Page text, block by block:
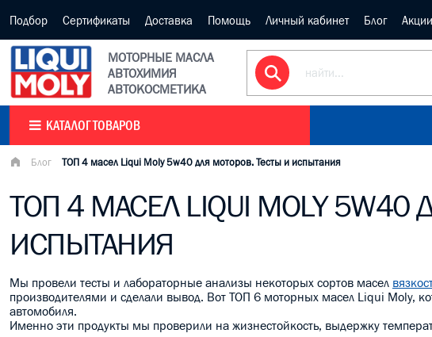
Подбор Сертификаты Доставка Помощь Личный кабинет Блог Акции
МОТОРНЫЕ МАСЛА
АВТОХИМИЯ
АВТОКОСМЕТИКА
КАТАЛОГ ТОВАРОВ
Блог ТОП 4 масел Liqui Moly 5w40 для моторов. Тесты и испытания
ТОП 4 МАСЕЛ LIQUI MOLY
ИСПЫТАНИЯ
Мы провели тесты и лабораторные анализы некоторых сортов масел
производителями и сделали вывод. Вот ТОП 6 моторных масел Liqui Moly,
автомобиля.
Именно эти продукты мы проверили на жизнестойкость, выдержку